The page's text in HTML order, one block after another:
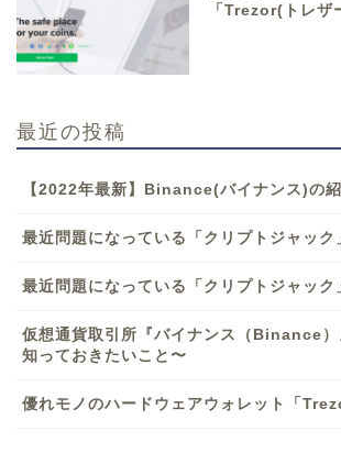
「Trezor(トレザ
最近の投稿
【2022年最新】Binance(バイナンス)の
最近問題になっている「クリプトジャック
最近問題になっている「クリプトジャック
仮想通貨取引所『バイナンス（Binance）
知っておきたいこと〜
優れモノのハードウェアウォレット「